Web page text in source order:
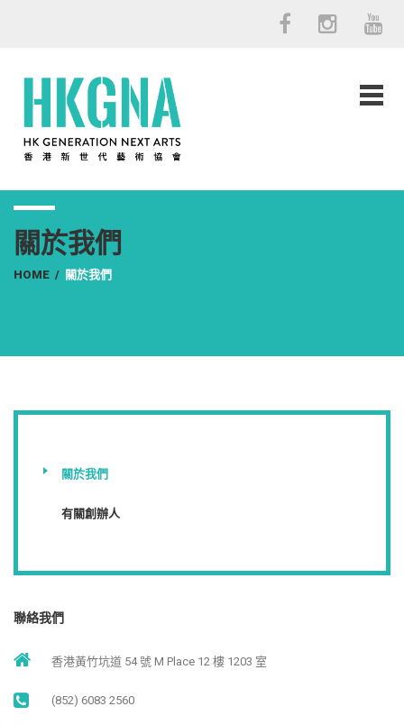
關於我們
HOME / 關於我們
關於我們
有關創辦人
聯絡我們
香港黃竹坑道 54 號 M Place 12 樓 1203 室
(852) 6083 2560